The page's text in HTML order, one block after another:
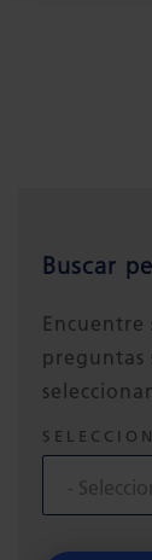
Buscar
preguntas